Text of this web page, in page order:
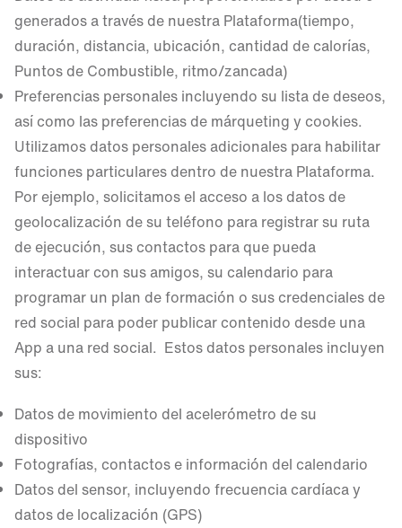
generados a través de nuestra Plataforma(tiempo,
duración, distancia, ubicación, cantidad de calorías,
Puntos de Combustible, ritmo/zancada)
Preferencias personales incluyendo su lista de deseos,
así como las preferencias de márqueting y cookies.
Utilizamos datos personales adicionales para habilitar
funciones particulares dentro de nuestra Plataforma.
Por ejemplo, solicitamos el acceso a los datos de
geolocalización de su teléfono para registrar su ruta
de ejecución, sus contactos para que pueda
interactuar con sus amigos, su calendario para
programar un plan de formación o sus credenciales de
red social para poder publicar contenido desde una
App a una red social. Estos datos personales incluyen
sus:
Datos de movimiento del acelerómetro de su
dispositivo
Fotografías, contactos e información del calendario
Datos del sensor, incluyendo frecuencia cardíaca y
datos de localización (GPS)